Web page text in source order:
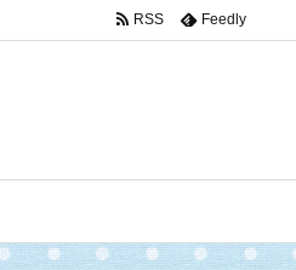
RSS Feedly